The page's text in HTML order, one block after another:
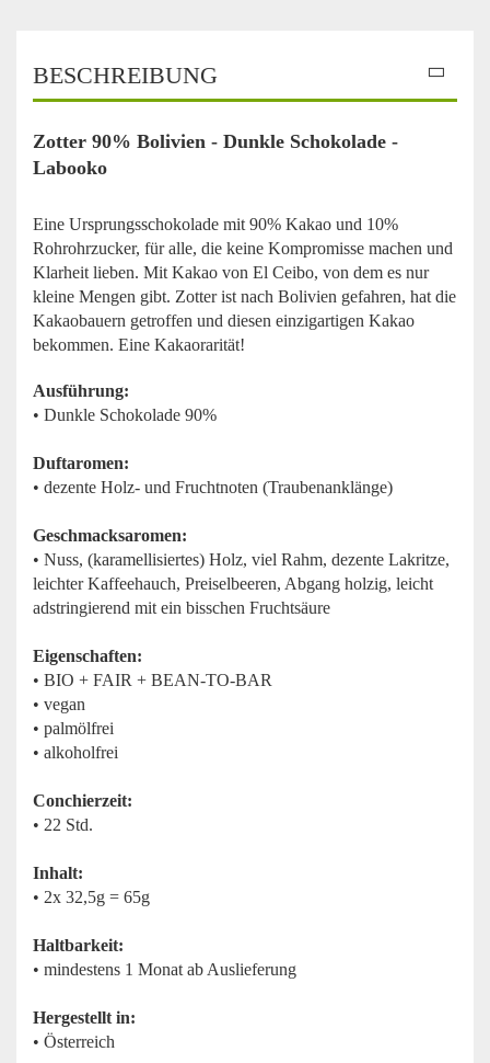
BESCHREIBUNG
Zotter 90% Bolivien - Dunkle Schokolade -
Labooko
Eine Ursprungsschokolade mit 90% Kakao und 10%
Rohrohrzucker, für alle, die keine Kompromisse machen und
Klarheit lieben. Mit Kakao von El Ceibo, von dem es nur
kleine Mengen gibt. Zotter ist nach Bolivien gefahren, hat die
Kakaobauern getroffen und diesen einzigartigen Kakao
bekommen. Eine Kakaorarität!
Ausführung:
• Dunkle Schokolade 90%
Duftaromen:
• dezente Holz- und Fruchtnoten (Traubenanklänge)
Geschmacksaromen:
• Nuss, (karamellisiertes) Holz, viel Rahm, dezente Lakritze,
leichter Kaffeehauch, Preiselbeeren, Abgang holzig, leicht
adstringierend mit ein bisschen Fruchtsäure
Eigenschaften:
• BIO + FAIR + BEAN-TO-BAR
• vegan
• palmölfrei
• alkoholfrei
Conchierzeit:
• 22 Std.
Inhalt:
• 2x 32,5g = 65g
Haltbarkeit:
• mindestens 1 Monat ab Auslieferung
Hergestellt in:
• Österreich